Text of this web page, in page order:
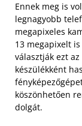
Ennek meg is
legnagyobb
megapixeles
13 megapixelt
választják ezt
készülékként
köszönhetően
dolgát.